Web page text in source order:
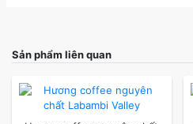
Sản phẩm liên quan